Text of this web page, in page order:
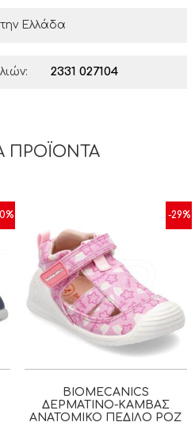
Ελλάδα
2331 027104
ΠΡΟΪΌΝΤΑ
-29%
BIOMECANICS
ΔΕΡΜΆΤΙΝΟ-ΚΑΜΒΆΣ
ΑΝΑΤΟΜΙΚΌ ΠΈΔΙΛΟ ΡΟΖ